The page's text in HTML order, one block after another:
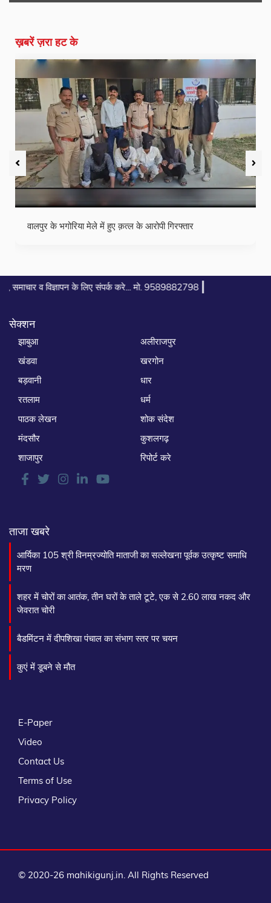
ख़बरें ज़रा हट के
गिरफ्तार छः वर्षीय इजहान पठान ने रखा रोजा
लिए संपर्क करे... मो. 9589882798|
सेक्शन
झाबुआ
अलीराजपुर
खंडवा
खरगोन
बड़वानी
धार
रतलाम
धर्म
पाठक लेखन
शोक संदेश
मंदसौर
कुशलगढ़
शाजापुर
रिपोर्ट करे
ताजा खबरे
आर्यिका 105 श्री विनम्रज्योति माताजी का सल्लेखना पूर्वक उत्कृष्ट समाधि
मरण
शहर में चोरों का आतंक, तीन घरों के ताले टूटे, एक से 2.60 लाख नकद और
जेवरात चोरी
बैडमिंटन में दीपशिखा पंचाल का संभाग स्तर पर चयन
कुएं में डूबने से मौत
E-Paper
Video
Contact Us
Terms of Use
Privacy Policy
© 2020-26 mahikigunj.in. All Rights Reserved